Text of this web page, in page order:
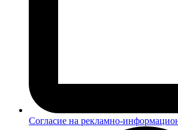
Согласие на рекламно-